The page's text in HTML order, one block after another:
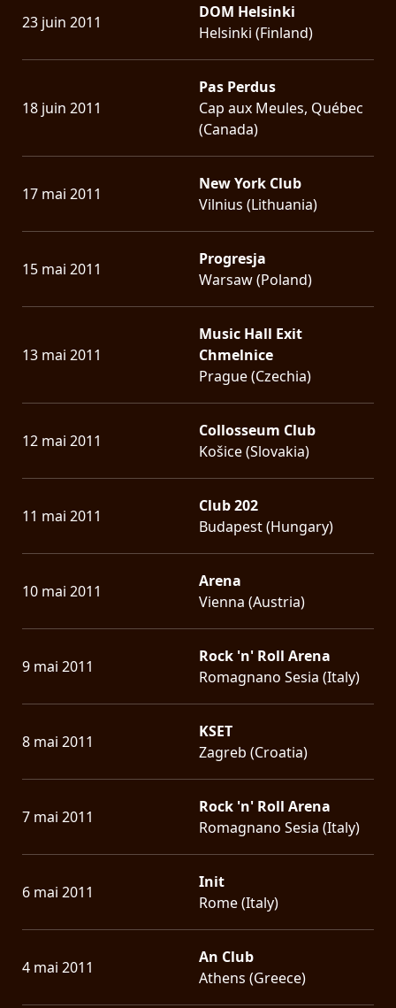
23 juin 2011
DOM Helsinki
Helsinki (Finland)
18 juin 2011
Pas Perdus
Cap aux Meules, Québec
(Canada)
17 mai 2011
New York Club
Vilnius (Lithuania)
15 mai 2011
Progresja
Warsaw (Poland)
13 mai 2011
Music Hall Exit
Chmelnice
Prague (Czechia)
12 mai 2011
Collosseum Club
Košice (Slovakia)
11 mai 2011
Club 202
Budapest (Hungary)
10 mai 2011
Arena
Vienna (Austria)
9 mai 2011
Rock 'n' Roll Arena
Romagnano Sesia (Italy)
8 mai 2011
KSET
Zagreb (Croatia)
7 mai 2011
Rock 'n' Roll Arena
Romagnano Sesia (Italy)
6 mai 2011
Init
Rome (Italy)
4 mai 2011
An Club
Athens (Greece)